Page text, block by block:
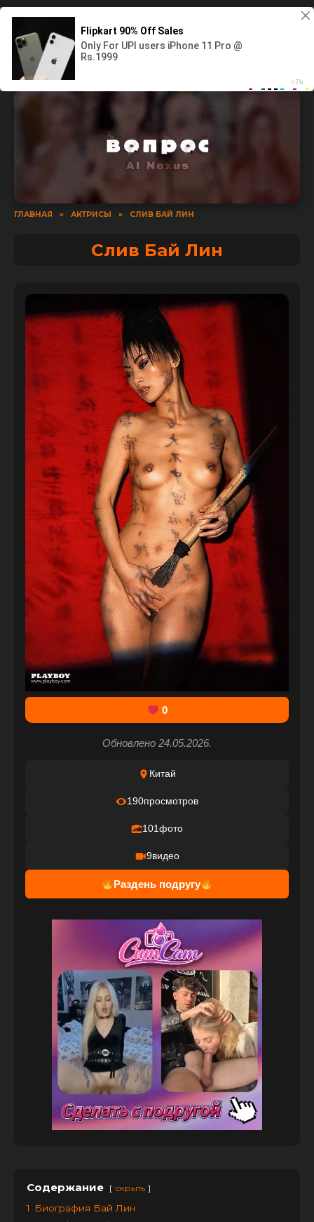
Перейти
содержанию
SlivXX
Слив фото и видео 18+
ГЛАВНАЯ » АКТРИСЫ » СЛИВ БАЙ ЛИН
Слив Бай Лин
0
Обновлено 24.05.2026.
Китай
190просмотров
101фото
9видео
Раздень подругу
Содержание скрыть
1
Биография Бай Лин